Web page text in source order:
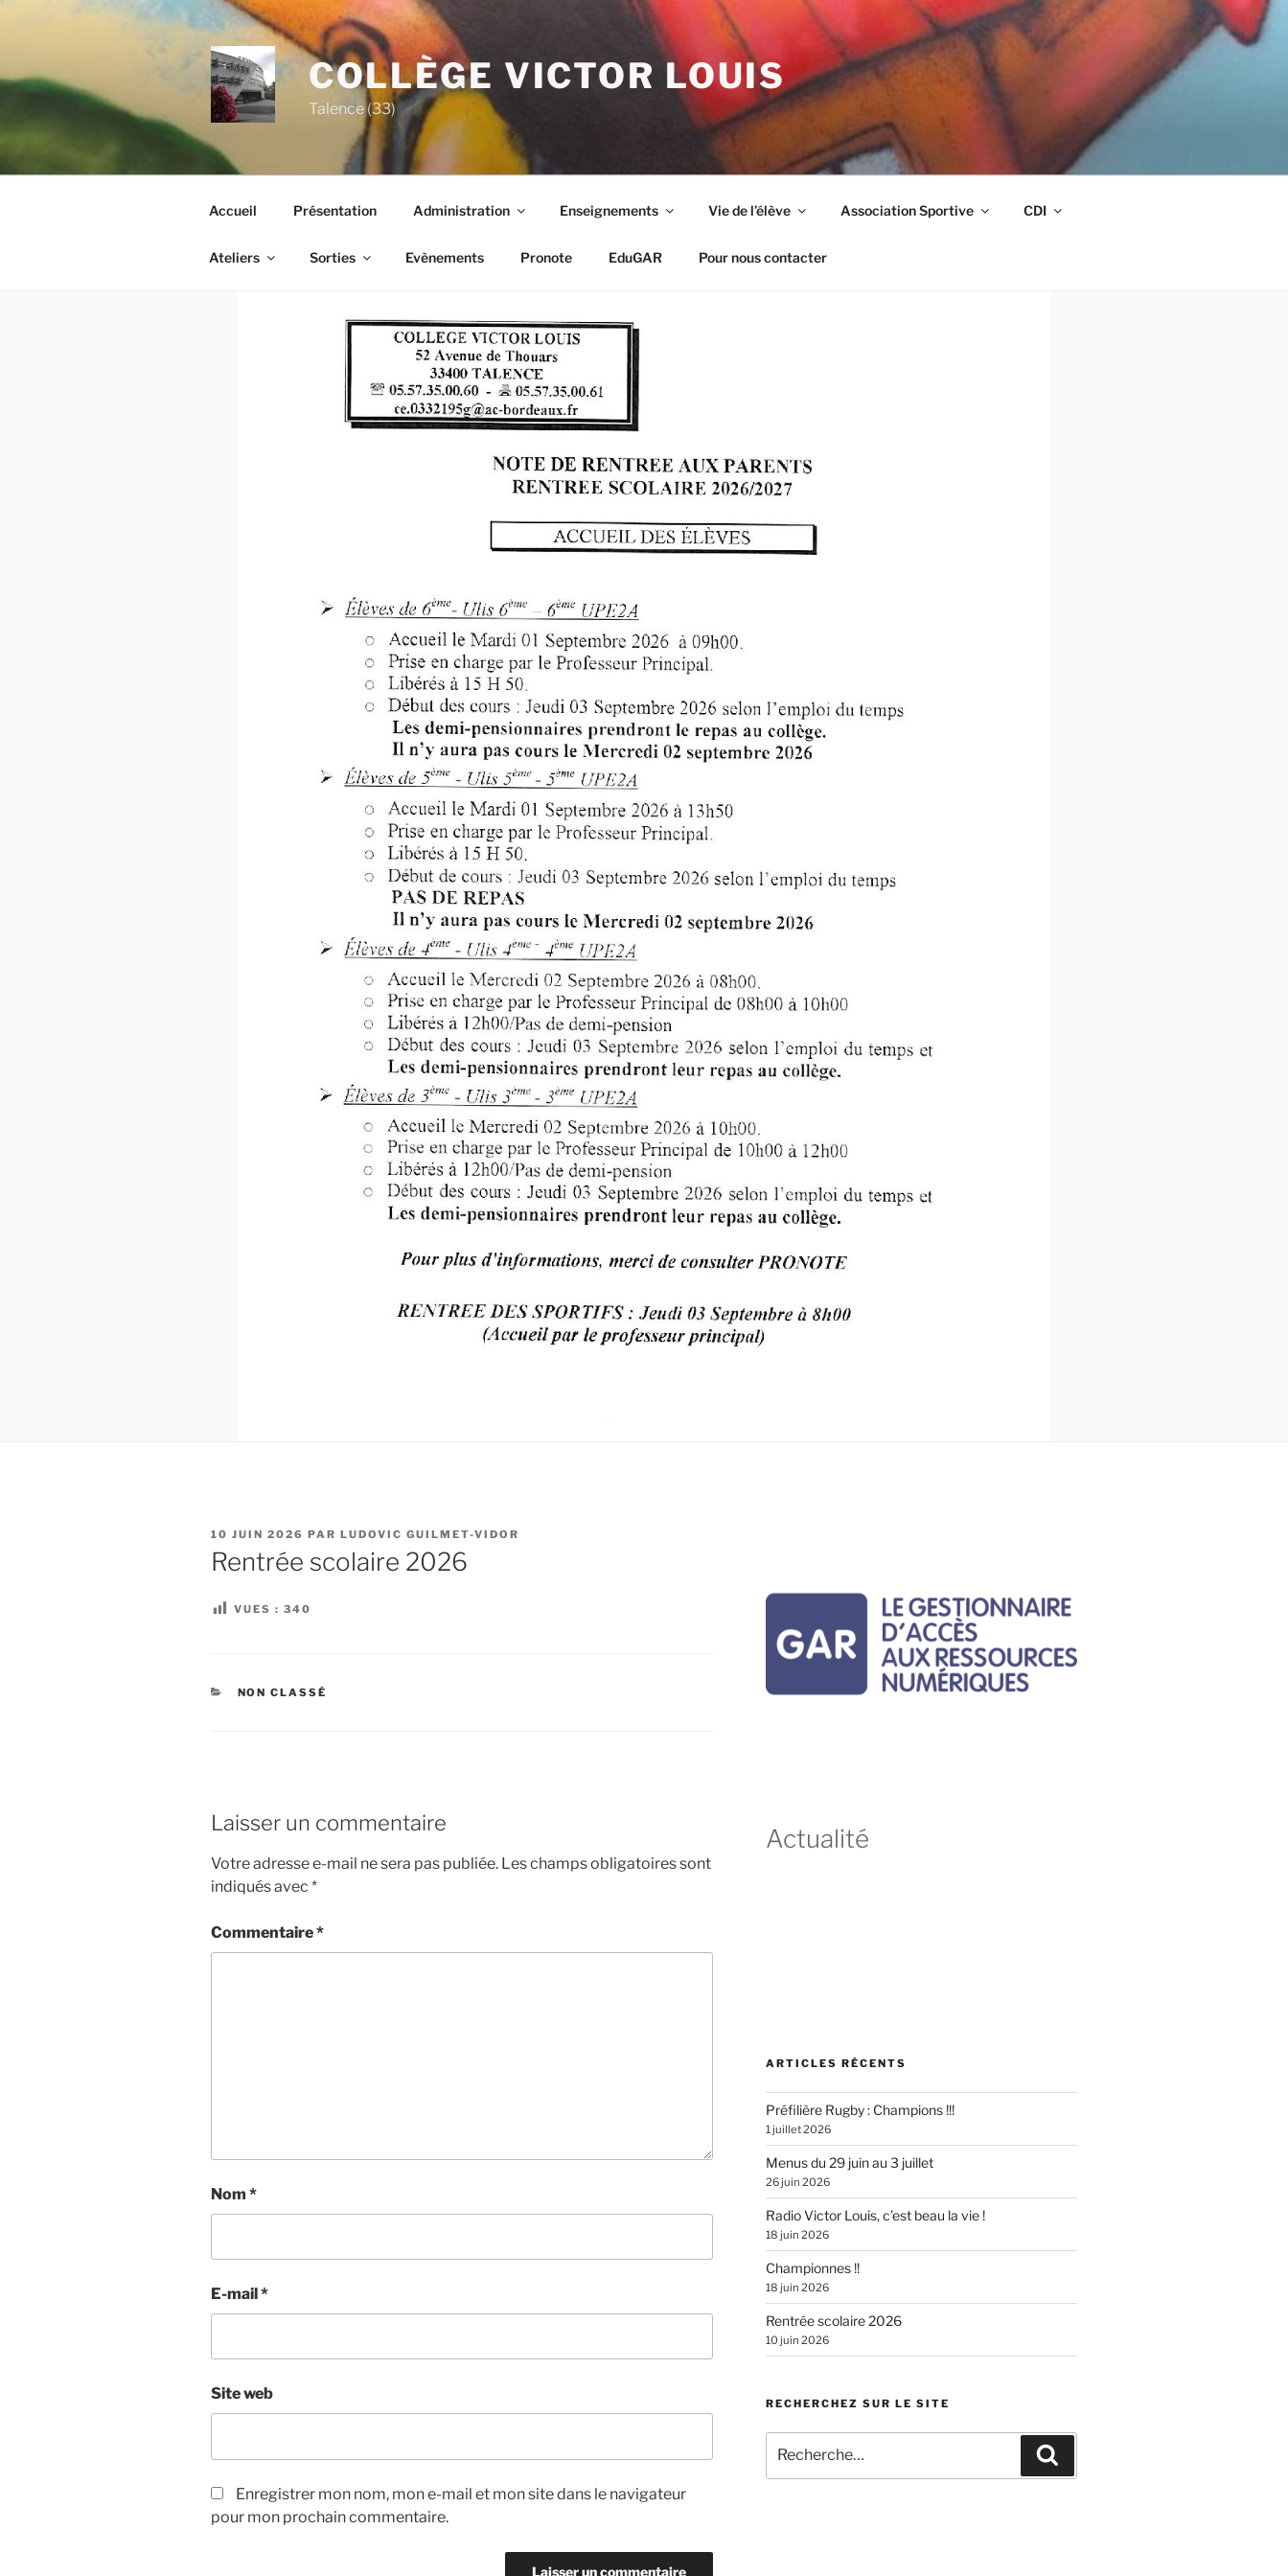
principal
COLLÈGE VICTOR LOUIS
Talence (33)
Accueil Présentation Administration Enseignements Vie de l’élève Association Sportive CDI
Ateliers Sorties Evènements Pronote EduGAR Pour nous contacter
PUBLIÉ
LE
10 JUIN 2026 PAR LUDOVIC GUILMET-VIDOR
Rentrée scolaire 2026
VUES : 340
CATÉGORIES
NON CLASSÉ
Laisser un commentaire
Votre adresse e-mail ne sera pas publiée. Les champs obligatoires sont
indiqués avec *
Commentaire*
Nom *
E-mail*
Site web
Enregistrer mon nom, mon e-mail et mon site dans le navigateur
pour mon prochain commentaire.
Actualité
ARTICLES RÉCENTS
Préfilière Rugby : Champions !!!
1 juillet 2026
Menus du 29 juin au 3 juillet
26 juin 2026
Radio Victor Louis, c’est beau la vie !
18 juin 2026
Championnes !!
18 juin 2026
Rentrée scolaire 2026
10 juin 2026
RECHERCHEZ SUR LE SITE
pour
: